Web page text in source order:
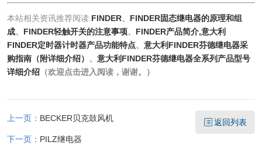
本站相关资讯推荐阅读:FINDER、 FINDER固态继电器的原理和组
成、 FINDER轻触开关的注意事项、 FINDER产品简介,意大利
FINDER定时器计时器产品功能特点、 意大利FINDER芬德继电器采
购指南（附详细介绍） 、 意大利FINDER芬德继电器全系列产品型号
详细介绍（欢迎点击进入阅读，谢谢。）
上一页： BECKER贝克鼓风机
下一页： PILZ继电器
返回列表